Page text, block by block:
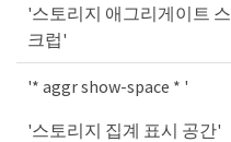
'스토리지 애그리게이트 스
크럽'
'* aggr show-space * '
'스토리지 집계 표시 공간'